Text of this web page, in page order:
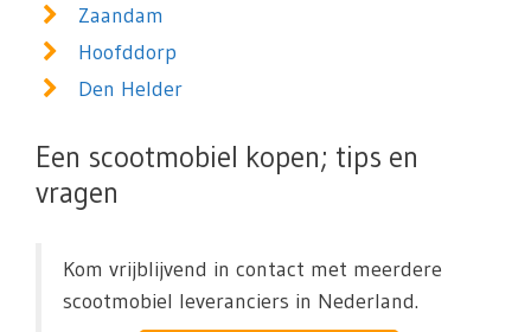
Zaandam
Hoofddorp
Den Helder
Een scootmobiel kopen; tips en
vragen
Kom vrijblijvend in contact met meerdere
scootmobiel leveranciers in Nederland.